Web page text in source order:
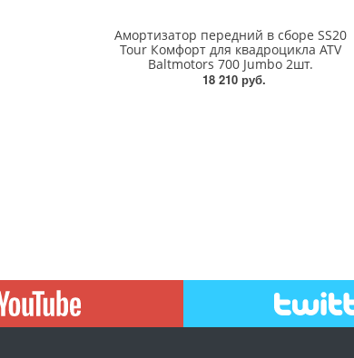
Амортизатор передний в сборе SS20
Tour Комфорт для квадроцикла ATV
Baltmotors 700 Jumbo 2шт.
18 210 руб.